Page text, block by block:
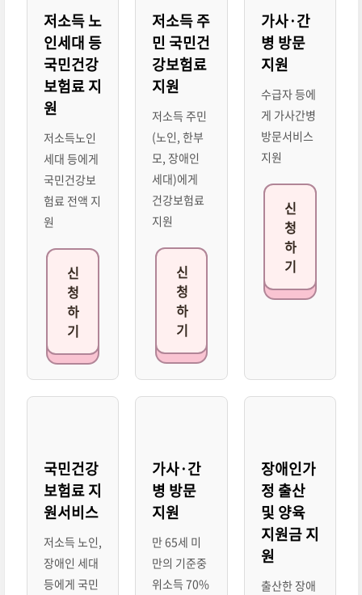
저소득 노
인세대 등
국민건강
보험료 지
원
저소득노인
세대 등에게
국민건강보
험료 전액 지
원
신
청
하
기
저소득 주
민 국민건
강보험료
지원
저소득 주민
(노인, 한부
모, 장애인
세대)에게
건강보험료
지원
신
청
하
기
가사·간
병 방문
지원
수급자 등에
게 가사간병
방문서비스
지원
신
청
하
기
국민건강
보험료 지
원서비스
저소득 노인,
장애인 세대
등에게 국민
가사·간
병 방문
지원
만 65세 미
만의 기준중
위소득 70%
장애인가
정 출산
및 양육
지원금 지
원
출산한 장애